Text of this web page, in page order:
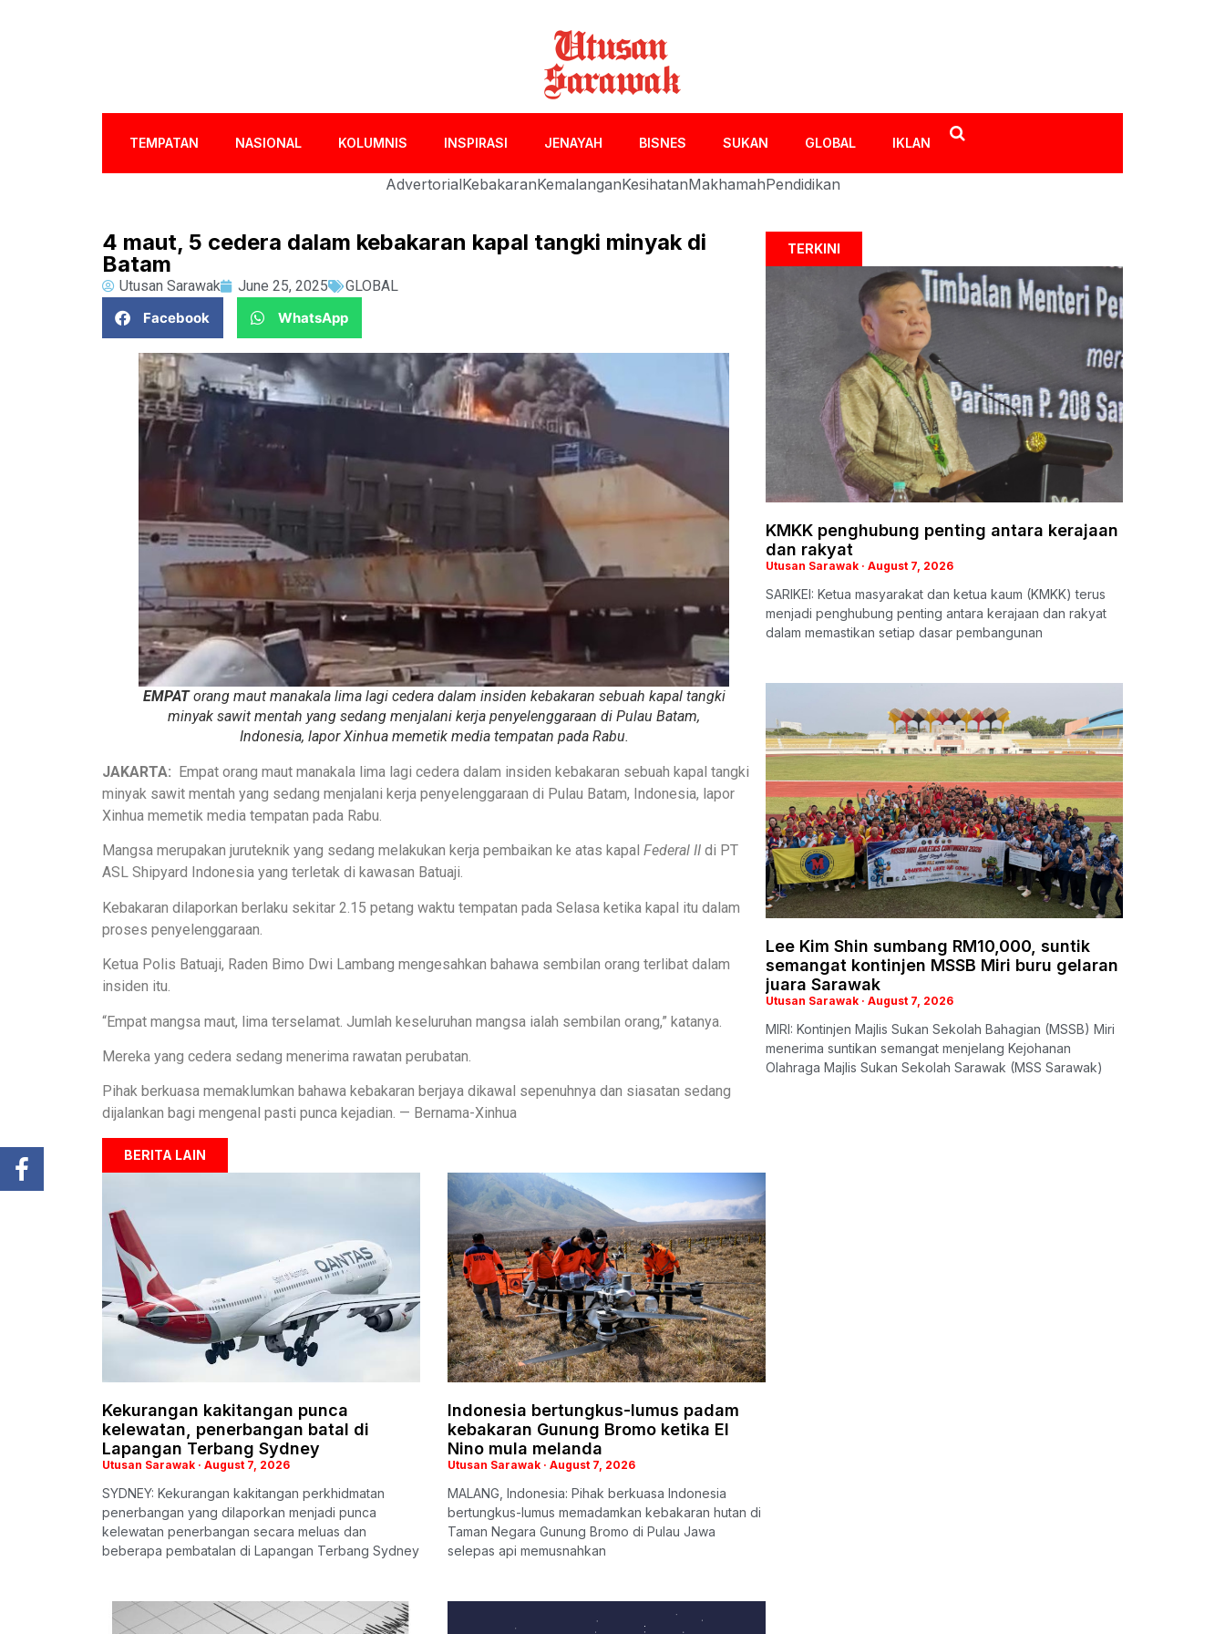
TEMPATAN NASIONAL KOLUMNIS INSPIRASI JENAYAH BISNES SUKAN GLOBAL IKLAN
AdvertorialKebakaranKemalanganKesihatanMakhamahPendidikan
4 maut, 5 cedera dalam kebakaran kapal tangki minyak di
Batam
Utusan Sarawak June 25, 2025
GLOBAL
Facebook
WhatsApp
EMPATorang maut manakala lima lagi cedera dalam insiden kebakaran sebuah kapal tangki
minyak sawit mentah yang sedang menjalani kerja penyelenggaraan di Pulau Batam,
Indonesia, lapor Xinhua memetik media tempatan pada Rabu.
JAKARTA: Empat orang maut manakala lima lagi cedera dalam insiden kebakaran sebuah kapal tangki
minyak sawit mentah yang sedang menjalani kerja penyelenggaraan di Pulau Batam, Indonesia, lapor
Xinhua memetik media tempatan pada Rabu.
Mangsa merupakan juruteknik yang sedang melakukan kerja pembaikan ke atas kapal Federal II di PT
ASL Shipyard Indonesia yang terletak di kawasan Batuaji.
Kebakaran dilaporkan berlaku sekitar 2.15 petang waktu tempatan pada Selasa ketika kapal itu dalam
proses penyelenggaraan.
Ketua Polis Batuaji, Raden Bimo Dwi Lambang mengesahkan bahawa sembilan orang terlibat dalam
insiden itu.
“Empat mangsa maut, lima terselamat. Jumlah keseluruhan mangsa ialah sembilan orang,” katanya.
Mereka yang cedera sedang menerima rawatan perubatan.
Pihak berkuasa memaklumkan bahawa kebakaran berjaya dikawal sepenuhnya dan siasatan sedang
dijalankan bagi mengenal pasti punca kejadian. — Bernama-Xinhua
BERITA LAIN
Kekurangan kakitangan punca
kelewatan, penerbangan batal di
Lapangan Terbang Sydney
Utusan Sarawak August 7, 2026
SYDNEY: Kekurangan kakitangan perkhidmatan
penerbangan yang dilaporkan menjadi punca
kelewatan penerbangan secara meluas dan
beberapa pembatalan di Lapangan Terbang Sydney
Indonesia bertungkus-lumus padam
kebakaran Gunung Bromo ketika El
Nino mula melanda
Utusan Sarawak August 7, 2026
MALANG, Indonesia: Pihak berkuasa Indonesia
bertungkus-lumus memadamkan kebakaran hutan di
Taman Negara Gunung Bromo di Pulau Jawa
selepas api memusnahkan
TERKINI
KMKK penghubung penting antara kerajaan
dan rakyat
Utusan Sarawak August 7, 2026
SARIKEI: Ketua masyarakat dan ketua kaum (KMKK) terus
menjadi penghubung penting antara kerajaan dan rakyat
dalam memastikan setiap dasar pembangunan
Lee Kim Shin sumbang RM10,000, suntik
semangat kontinjen MSSB Miri buru gelaran
juara Sarawak
Utusan Sarawak August 7, 2026
MIRI: Kontinjen Majlis Sukan Sekolah Bahagian (MSSB) Miri
menerima suntikan semangat menjelang Kejohanan
Olahraga Majlis Sukan Sekolah Sarawak (MSS Sarawak)